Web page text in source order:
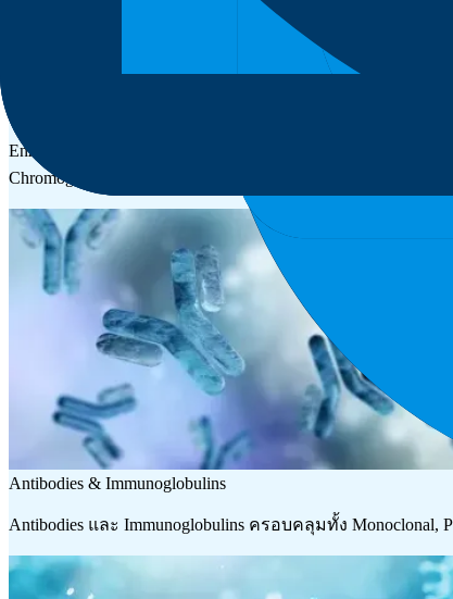
Enzymes และ Enzymes Substrates คุณภาพสูง รองรับงา
Chromogenic, Fluorogenic และ Luminescence Substrates คุณภ
Antibodies & Immunoglobulins
Antibodies และ Immunoglobulins ครอบคลุมทั้ง